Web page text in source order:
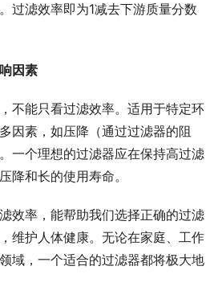
过滤效率即为1减去下游质量分数
因素
不能只看过滤效率。适用于特定环
因素，如压降（通过过滤器的阻
一个理想的过滤器应在保持高过滤
降和长的使用寿命。
效率，能帮助我们选择正确的过滤
维护人体健康。无论在家庭、工作
域，一个适合的过滤器都将极大地